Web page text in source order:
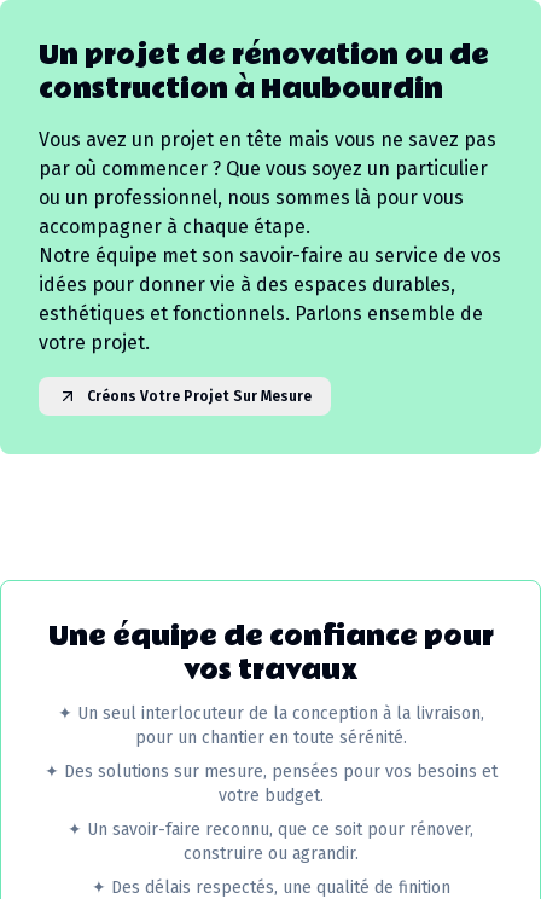
Un projet de rénovation ou de
construction à Haubourdin
Vous avez un projet en tête mais vous ne savez pas
par où commencer ? Que vous soyez un particulier
ou un professionnel, nous sommes là pour vous
accompagner à chaque étape.
Notre équipe met son savoir-faire au service de vos
idées pour donner vie à des espaces durables,
esthétiques et fonctionnels. Parlons ensemble de
votre projet.
Créons Votre Projet Sur Mesure
Une équipe de confiance pour
vos travaux
✦ Un seul interlocuteur de la conception à la livraison,
pour un chantier en toute sérénité.
✦ Des solutions sur mesure, pensées pour vos besoins et
votre budget.
✦ Un savoir-faire reconnu, que ce soit pour rénover,
construire ou agrandir.
✦ Des délais respectés, une qualité de finition